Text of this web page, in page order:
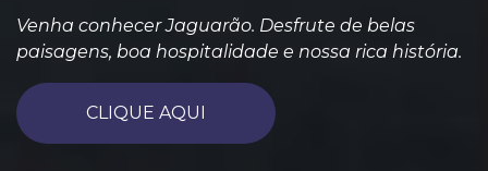
Venha conhecer Jaguarão. Desfrute de belas
paisagens, boa hospitalidade e nossa rica história.
CLIQUE AQUI